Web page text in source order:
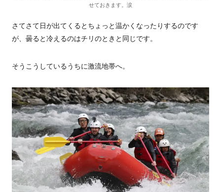
せておきます。涙
さてさて日が出てくるとちょっと温かくなったりするのです
が、曇ると冷えるのはチリのときと同じです。
そうこうしているうちに激流地帯へ。